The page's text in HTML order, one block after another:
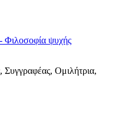
Ομιλήτρια,